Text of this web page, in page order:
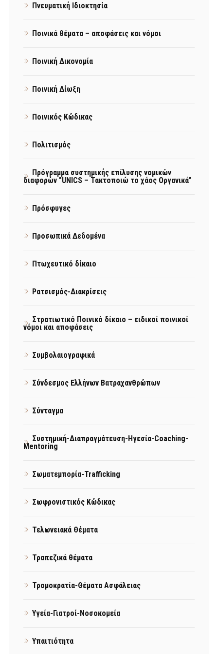
Πνευματική Ιδιοκτησία
Ποινικά θέματα – αποφάσεις και νόμοι
Ποινική Δικονομία
Ποινική Δίωξη
Ποινικός Κώδικας
Πολιτισμός
Πρόγραμμα συστημικής επίλυσης νομικών
διαφορών "UNICS – Τακτοποιώ το χάος Οργανικά"
Πρόσφυγες
Προσωπικά Δεδομένα
Πτωχευτικό δίκαιο
Ρατσισμός-Διακρίσεις
Στρατιωτικό Ποινικό δίκαιο – ειδικοί ποινικοί
νόμοι και αποφάσεις
Συμβολαιογραφικά
Σύνδεσμος Ελλήνων Βατραχανθρώπων
Σύνταγμα
Συστημική-Διαπραγμάτευση-Ηγεσία-Coaching-
Mentoring
Σωματεμπορία-Trafficking
Σωφρονιστικός Κώδικας
Τελωνειακά Θέματα
Τραπεζικά θέματα
Τρομοκρατία-Θέματα Ασφάλειας
Υγεία-Γιατροί-Νοσοκομεία
Υπαιτιότητα